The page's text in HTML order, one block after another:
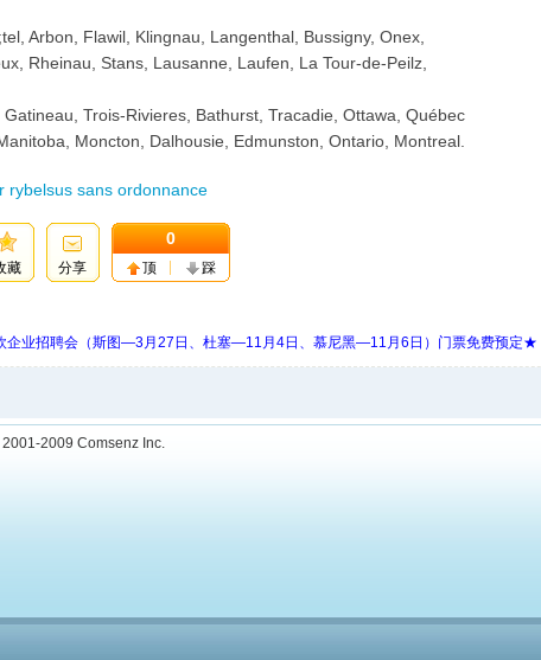
Arbon, Flawil, Klingnau, Langenthal, Bussigny, Onex,
Rheinau, Stans, Lausanne, Laufen, La Tour-de-Peilz,
Trois-Rivieres, Bathurst, Tracadie, Ottawa, Québec
Moncton, Dalhousie, Edmunston, Ontario, Montreal.
rybelsus sans ordonnance
藏 分享
0
顶 踩
企业招聘会（斯图—3月27日、杜塞—11月4日、慕尼黑—11月6日）门票免费预定★
2009 Comsenz Inc.